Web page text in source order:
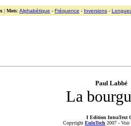
| Mots: Alphabétique - Fréquence - Inversions -
Paul Labbé
La
I Edition IntraText
Copyright EuloTech 2007 - Voir